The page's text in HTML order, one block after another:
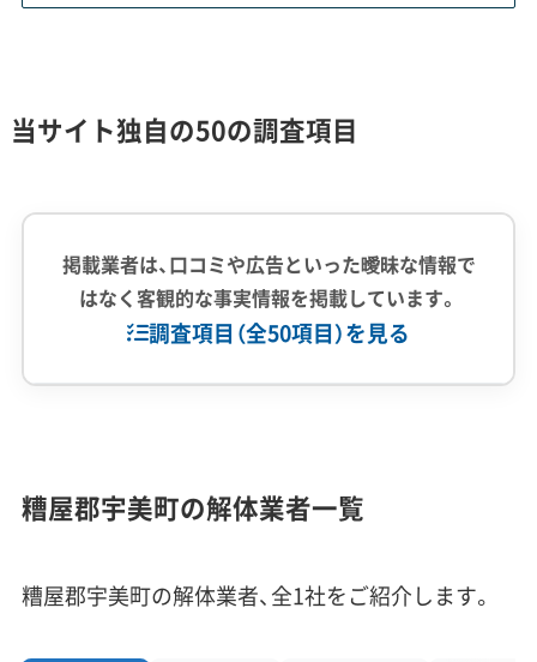
費用をどちらが持つかで、お隣さん
補修計画までしっかり提案してく
めのポイントです。
炭鉱住宅（炭住）の解体と特有の課題
との切り離し工事や、高いアスベスト含有リス
当サイト独自の50の調査項目
掲載業者は、口コミや広告といった曖昧な情報で
はなく客観的な事実情報を掲載しています。
調査項目（全50項目）を見る
従業員30人以上
中間処理場保有
公共工事の経験
糟屋郡宇美町の解体業者一覧
糟屋郡宇美町の解体業者、全1社をご紹介します。